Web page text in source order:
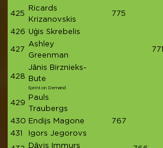
425
Ricards
Krizanovskis
775
426 Uģis Skrebelis
427
Ashley
Greenman
771
428
Jānis Birznieks-
Bute
Sprint on Demand
429
Pauls
Traubergs
430 Endijs Magone 767
431
Igors Jegorovs
Dāvis Immurs